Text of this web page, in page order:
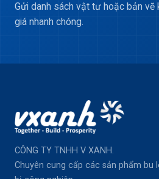
Gửi danh sách vật tư hoặc bản
giá nhanh chóng.
CÔNG TY TNHH V XANH.
Chuyên cung cấp các sản phẩm bu